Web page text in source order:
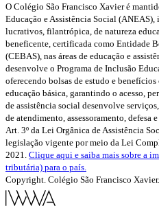
O Colégio São Francisco Xavier é
Educação e Assistência Social
lucrativos, filantrópica, de natureza
beneficente, certificada como Entidade
(CEBAS), nas áreas de educação e
desenvolve o Programa de Inclusão
oferecendo bolsas de estudo e
educação básica, garantindo o acesso,
de assistência social desenvolve
de atendimento, assessoramento, defesa
Art. 3º da Lei Orgânica de Assistência
legislação vigente por meio da Lei
2021. Clique aqui e saiba mais sobre a
tributária) para o país.
Copyright. Colégio São Francisco Xavier.